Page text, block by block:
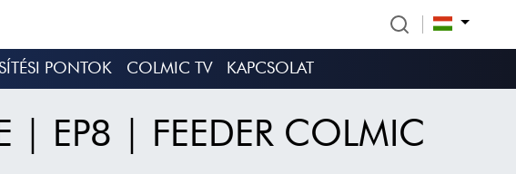
PONTOK COLMIC TV KAPCSOLAT
| EP8 | FEEDER COLMIC